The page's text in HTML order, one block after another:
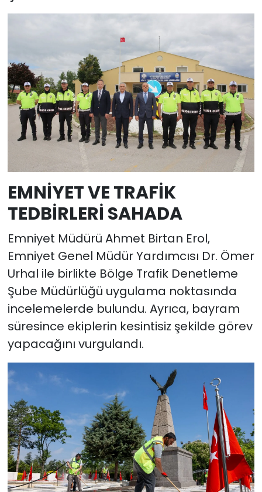
EMNİYET VE TRAFİK
TEDBİRLERİ SAHADA
Emniyet Müdürü Ahmet Birtan Erol,
Emniyet Genel Müdür Yardımcısı Dr. Ömer
Urhal ile birlikte Bölge Trafik Denetleme
Şube Müdürlüğü uygulama noktasında
incelemelerde bulundu. Ayrıca, bayram
süresince ekiplerin kesintisiz şekilde görev
yapacağını vurgulandı.